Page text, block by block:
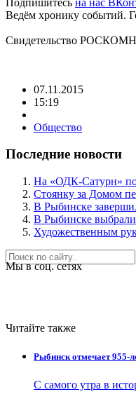
Ведём хронику событий.
Свидетельство
07.11.2015
15:19
Общество
Последние новости
На «ОДК-Сатурн»
Стоянку за Домом
В Рыбинске
В Рыбинске
Художественным
Мы в соц. сетях
Читайте также
Рыбинск отмечает 955-
С самого утра в